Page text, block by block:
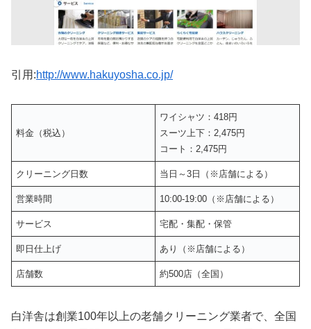
引用:http://www.hakuyosha.co.jp/
料金（税込）
ワイシャツ：418円
スーツ上下：2,475円
コート：2,475円
クリーニング日数 当日～3日（※店舗による）
営業時間 10:00-19:00（※店舗による）
サービス 宅配・集配・保管
即日仕上げ あり（※店舗による）
店舗数 約500店（全国）
白洋舎は創業100年以上の老舗クリーニング業者で、全国